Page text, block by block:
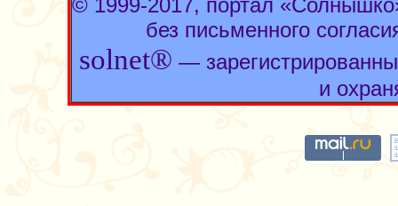
© 1999-2017, портал
без письменного
solnet® —
и